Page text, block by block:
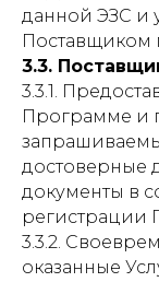
данной ЭЗС и
Поставщиком
3.3.
3.3.1.
Программе и
достоверные
документы в
регистрации
3.3.2.
оказанные